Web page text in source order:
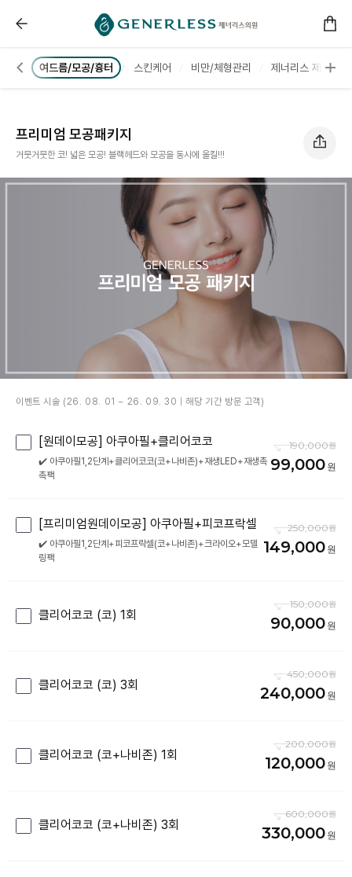
프리미엄 모공패키지 :: 부천피부과
조 여드름/모공/흉터 스킨케어 비만/체형관리 제너리스 제로팻
프리미엄 모공패키지
거뭇거뭇한 코! 넓은 모공! 블랙헤드와 모공을 동시에 올킬!!!
이벤트 시술 (26. 08. 01 ~ 26. 09. 30 | 해당 기간 방문 고객)
[원데이모공] 아쿠아필+클리어코코
✔️ 아쿠아필1,2단계+클리어코코(코+나비존)+재생LED+재생촉
촉팩
190,000
99,000
[프리미엄원데이모공] 아쿠아필+피코프락셀
✔️ 아쿠아필1,2단계+피코프락셀(코+나비존)+크라이오+모델
링팩
250,000
149,000
클리어코코 (코) 1회
150,000
90,000
클리어코코 (코) 3회
450,000
240,000
클리어코코 (코+나비존) 1회
200,000
120,000
클리어코코 (코+나비존) 3회
600,000
330,000